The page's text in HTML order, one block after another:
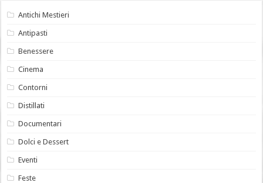
Antichi Mestieri
Antipasti
Benessere
Cinema
Contorni
Distillati
Documentari
Dolci e Dessert
Eventi
Feste